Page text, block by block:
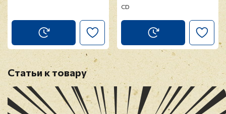
CD
Статьи к товару